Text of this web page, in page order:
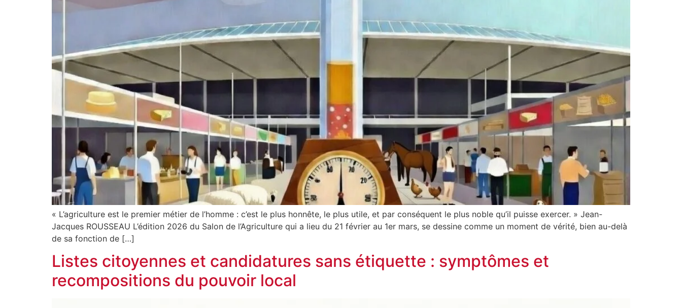
« L’agriculture est le premier métier de l’homme : c’est le plus honnête, le plus utile, et par conséquent le plus noble qu’il puisse exercer. » Jean-
Jacques ROUSSEAU L’édition 2026 du Salon de l’Agriculture qui a lieu du 21 février au 1er mars, se dessine comme un moment de vérité, bien au-delà
de sa fonction de […]
Listes citoyennes et candidatures sans étiquette : symptômes et
recompositions du pouvoir local